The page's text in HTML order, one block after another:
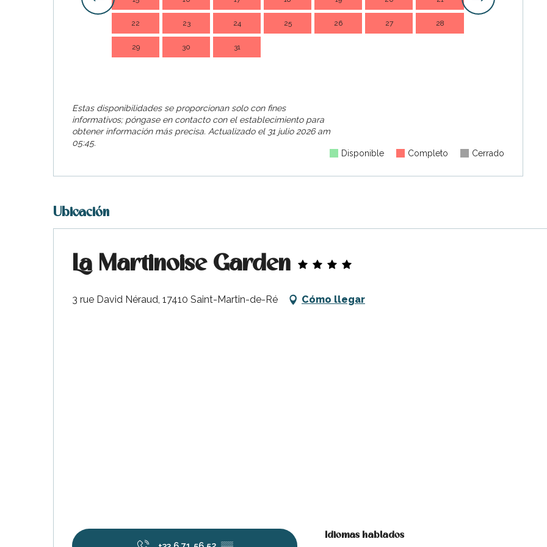
22 23 24 25 26 27 28
29 30 31
Estas disponibilidades se proporcionan solo con fines
informativos; póngase en contacto con el establecimiento para
obtener información más precisa. Actualizado el31 julio 2026 am
05:45.
Disponible
Completo Cerrado
Ubicación
La Martinoise Garden
3 rue David Néraud, 17410 Saint-Martin-de-Ré Cómo llegar
Idiomas hablados
Idiomas hablados